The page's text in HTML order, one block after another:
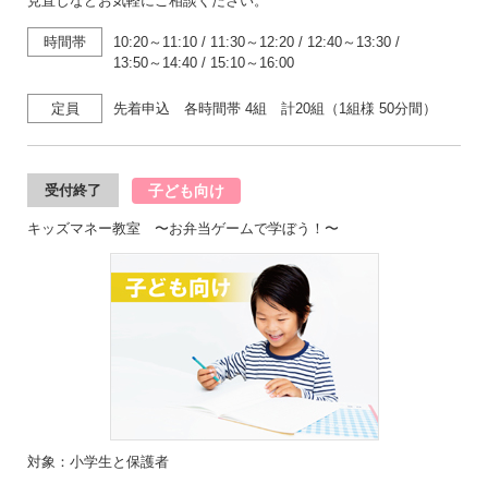
時間帯 10:20～11:10 / 11:30～12:20 / 12:40～13:30 /
13:50～14:40 / 15:10～16:00
定員 先着申込 各時間帯 4組 計20組（1組様 50分間）
受付終了 子ども向け
キッズマネー教室 〜お弁当ゲームで学ぼう！〜
対象：小学生と保護者